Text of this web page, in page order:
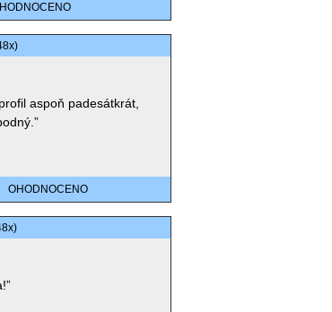
aspoň padesátkrát,
OHODNOCENO